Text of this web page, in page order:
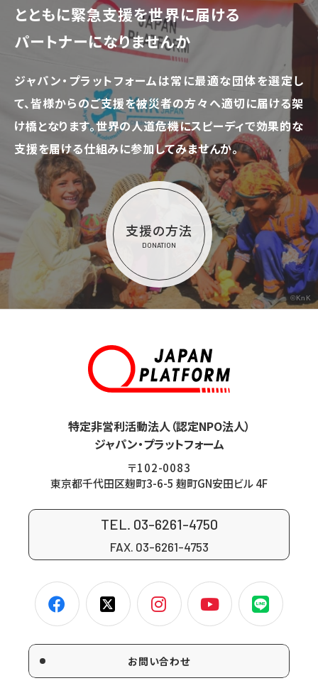
とともに緊急支援を世界に届ける
パートナーになりませんか
ジャパン・プラットフォームは常に最適な団体を選定し
て、皆様からのご支援を被災者の方々へ適切に届ける架
け橋となります。世界の人道危機にスピーディで効果的な
支援を届ける仕組みに参加してみませんか。
支援の方法
DONATION
©KnK
特定非営利活動法人（認定NPO法人）
ジャパン・プラットフォーム
〒102-0083
東京都千代田区麹町3-6-5 麹町GN安田ビル 4F
TEL. 03-6261-4750
FAX. 03-6261-4753
お問い合わせ